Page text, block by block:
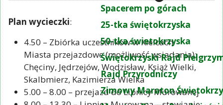
Spacerem po górach
25-tka świętokrzyska
50-tka świetokrzyska
Świętokrzyski Rajd
Rajd Przyrodniczy
Zimowy Maraton
Plan wycieczki:
4.50 – Zbiórka uczestników w Kielcach
Miasta przejazdowe (możliwość wsiadania):
Chęciny, Jędrzejów, Wodzisław, Książ Wielki,
Skalbmierz, Kazimierza Wielka
5.00 – 8.00 – przejazd do Lipnicy Murowanej